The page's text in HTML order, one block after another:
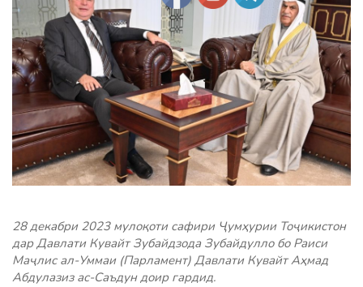
28 декабри 2023 мулоқоти сафири Ҷумҳурии Тоҷикистон
дар Давлати Кувайт Зубайдзода Зубайдулло бо Раиси
Маҷлис ал-Уммаи (Парламент) Давлати Кувайт Аҳмад
Абдулазиз ас-Саъдун доир гардид.